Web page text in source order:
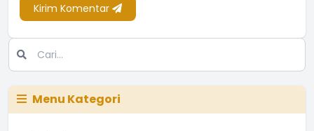
Kirim Komentar
Menu Kategori